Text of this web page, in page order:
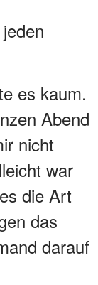
es kaum.
Abend
nicht
war
die Art
das
darauf